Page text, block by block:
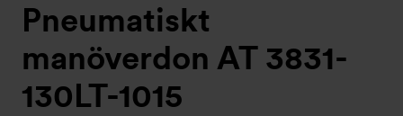
Pneumatiskt
manöverdon AT 3831-
130LT-1015